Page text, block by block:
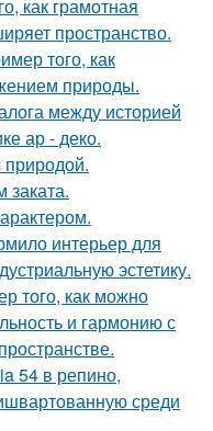
как грамотная
пространство.
того, как
природы.
между историей
ар - деко.
интерьер для
эстетику.
того, как можно
и гармонию с
54 в репино,
среди